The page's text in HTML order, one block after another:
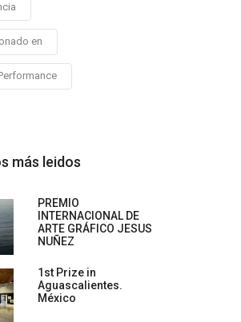
en
más leidos
PREMIO
INTERNACIONAL DE
ARTE GRÁFICO JESUS
NUÑEZ
1st Prize in
Aguascalientes.
México